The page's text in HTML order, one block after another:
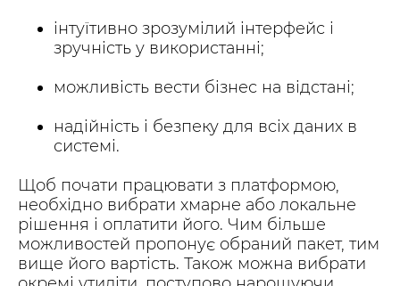
інтуїтивно зрозумілий інтерфейс і
зручність у використанні;
можливість вести бізнес на відстані;
надійність і безпеку для всіх даних в
системі.
Щоб почати працювати з платформою,
необхідно вибрати хмарне або локальне
рішення і оплатити його. Чим більше
можливостей пропонує обраний пакет, тим
вище його вартість. Також можна вибрати